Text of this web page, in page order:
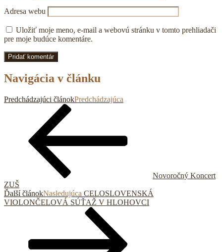
Adresa webu
Uložiť moje meno, e-mail a webovú stránku v tomto prehliadači
pre moje budúce komentáre.
Navigácia v článku
Predchádzajúci článokPredchádzajúca
Novoročný Koncert
ZUŠ
Ďalší článokNasledujúca CELOSLOVENSKÁ
VIOLONČELOVÁ SÚŤAŽ V HLOHOVCI